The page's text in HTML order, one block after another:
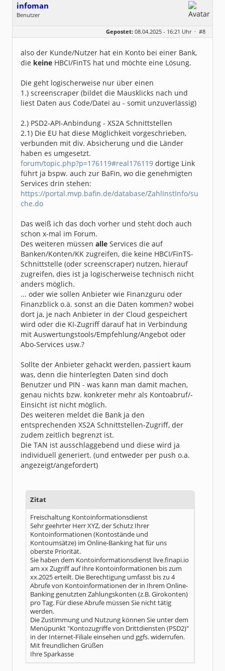
infoman
Benutzer
Dabei seit:
06 / 2008
Gepostet: 08.04.2025 - 16:21 Uhr · #8
also der Kunde/Nutzer hat ein Konto bei einer Bank,
die keine HBCI/FinTS hat und möchte eine Lösung.
Die geht logischerweise nur über einen
1.) screenscraper (bildet die Mausklicks nach und
liest Daten aus Code/Datei au - somit unzuverlässig)
2.) PSD2-API-Anbindung - XS2A Schnittstellen
2.1) Die EU hat diese Möglichkeit vorgeschrieben,
verbunden mit div. Absicherung und die Länder
haben es umgesetzt.
forum/topic.php?p=176119#real176119 dortige Link
führt ja bspw. auch zur BaFin, wo die genehmigten
Services drin stehen:
https://portal.mvp.bafin.de/database/ZahlInstInfo/su
che.do
Das weiß ich das doch vorher und steht doch auch
schon x-mal im Forum.
Des weiteren müssen alle Services die auf
Banken/Konten/KK zugreifen, die keine HBCI/FinTS-
Schnittstelle (oder screenscraper) nutzen, hierauf
zugreifen, dies ist ja logischerweise technisch nicht
anders möglich.
... oder wie sollen Anbieter wie Finanzguru oder
Finanzblick o.ä. sonst an die Daten kommen? wobei
dort ja, je nach Anbieter in der Cloud gespeichert
wird oder die KI-Zugriff darauf hat in Verbindung
mit Auswertungstools/Empfehlung/Angebot oder
Abo-Services usw.?
Sollte der Anbieter gehackt werden, passiert kaum
was, denn die hinterlegten Daten sind doch
Benutzer und PIN - was kann man damit machen,
genau nichts bzw. konkreter mehr als Kontoabruf/-
Einsicht ist nicht möglich.
Des weiteren meldet die Bank ja den
entsprechenden XS2A Schnittstellen-Zugriff, der
zudem zeitlich begrenzt ist.
Die TAN ist ausschlaggebend und diese wird ja
individuell generiert. (und entweder per push o.a.
angezeigt/angefordert)
Zitat
Freischaltung Kontoinformationsdienst
Sehr geehrter Herr XYZ, der Schutz Ihrer
Kontoinformationen (Kontostände und
Kontoumsätze) im Online-Banking hat für uns
oberste Priorität.
Sie haben dem Kontoinformationsdienst live.finapi.io
am xx Zugriff auf Ihre Kontoinformationen bis zum
xx.2025 erteilt. Die Berechtigung umfasst bis zu 4
Abrufe von Kontoinformationen der in Ihrem Online-
Banking genutzten Zahlungskonten (z.B. Girokonten)
pro Tag. Für diese Abrufe müssen Sie nicht tätig
werden.
Die Zustimmung und Nutzung können Sie unter dem
Menüpunkt "Kontozugriffe von Drittdiensten (PSD2)"
in der Internet-Filiale einsehen und ggfs. widerrufen.
Mit freundlichen Grüßen
Ihre Sparkasse